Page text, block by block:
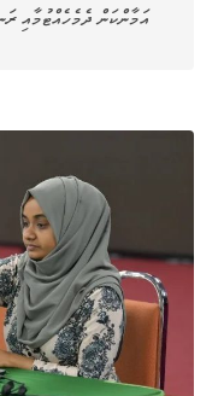
އަމާންކަން ދެމެހެއްޓުމާއި